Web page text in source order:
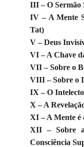
III – O Sermão
IV – A Mente
Tat)
V – Deus
VI – A Chave
VII – Sobre o
VIII – Sobre o
IX – O
X – A
XI – A Mente é
XII – Sobre
Consciência